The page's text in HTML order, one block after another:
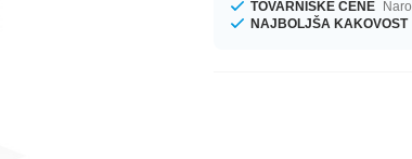
TOVARNIŠKE CENE
NAJBOLJŠA KAKOVOST